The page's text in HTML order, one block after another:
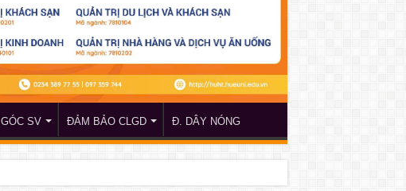
GÓC SV ĐẢM BẢO CLGD Đ. DÂY NÓNG